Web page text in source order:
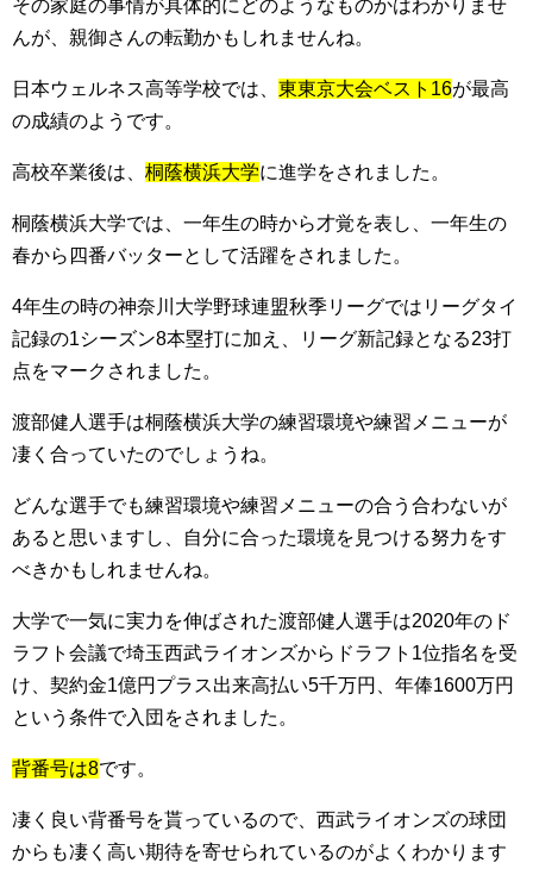
その家庭の事情が具体的にどのようなものかはわかりませ
んが、親御さんの転勤かもしれませんね。
日本ウェルネス高等学校では、 東東京大会ベスト16が最高
の成績のようです。
高校卒業後は、 桐蔭横浜大学に進学をされました。
桐蔭横浜大学では、一年生の時から才覚を表し、一年生の
春から四番バッターとして活躍をされました。
4年生の時の神奈川大学野球連盟秋季リーグではリーグタイ
記録の1シーズン8本塁打に加え、リーグ新記録となる23打
点をマークされました。
渡部健人選手は桐蔭横浜大学の練習環境や練習メニューが
凄く合っていたのでしょうね。
どんな選手でも練習環境や練習メニューの合う合わないが
あると思いますし、自分に合った環境を見つける努力をす
べきかもしれませんね。
大学で一気に実力を伸ばされた渡部健人選手は2020年のド
ラフト会議で埼玉西武ライオンズからドラフト1位指名を受
け、契約金1億円プラス出来高払い5千万円、年俸1600万円
という条件で入団をされました。
背番号は8です。
凄く良い背番号を貰っているので、西武ライオンズの球団
からも凄く高い期待を寄せられているのがよくわかります